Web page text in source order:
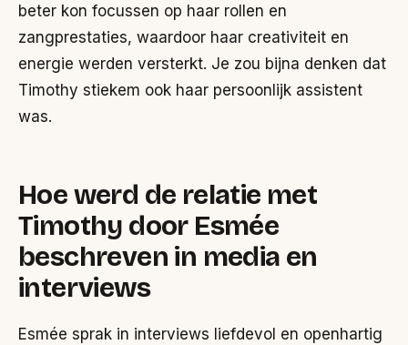
beter kon focussen op haar rollen en
zangprestaties, waardoor haar creativiteit en
energie werden versterkt. Je zou bijna denken dat
Timothy stiekem ook haar persoonlijk assistent
was.
Hoe werd de relatie met
Timothy door Esmée
beschreven in media en
interviews
Esmée sprak in interviews liefdevol en openhartig